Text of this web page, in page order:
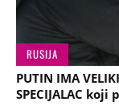
RUSIJA
PUTIN IMA
SPECIJALAC koji